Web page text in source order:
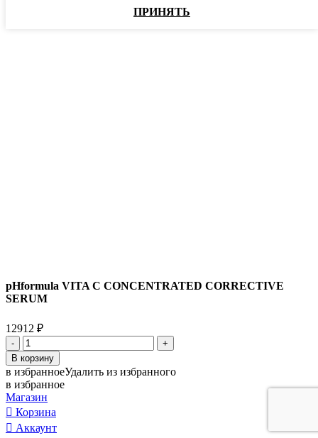
ПРИНЯТЬ
pHformula VITA C CONCENTRATED CORRECTIVE
SERUM
12912 ₽
Количество
товара
pHformula
VITA
C
CONCENTRATED
CORRECTIVE
SERUM
В корзину
в избранноеУдалить из избранного
в избранное
Магазин
Корзина
Аккаунт